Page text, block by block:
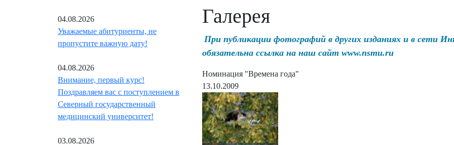
04.08.2026
Уважаемые абитуриенты, не
пропустите важную дату!
04.08.2026
Внимание, первый курс!
Поздравляем вас с поступлением в
Северный государственный
медицинский университет!
03.08.2026
Галерея
При публикации фотографий в других изданиях и в сети
обязательна ссылка на наш сайт www.nsmu.ru
Номинация "Времена года"
13.10.2009